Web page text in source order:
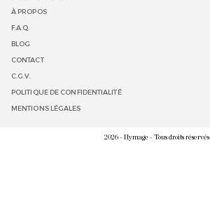
À PROPOS
F.A.Q.
BLOG
CONTACT
C.G.V.
POLITIQUE DE CONFIDENTIALITÉ
MENTIONS LÉGALES
2026 - Hymage - Tous droits réservés